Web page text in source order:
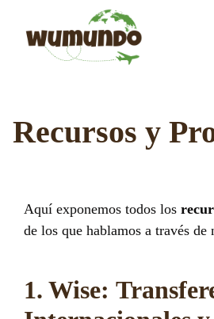
contenido
Recursos y
Aquí exponemos todos los
de los que hablamos a través de
1. Wise: